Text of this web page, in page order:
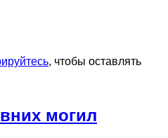
, чтобы оставлять
могил